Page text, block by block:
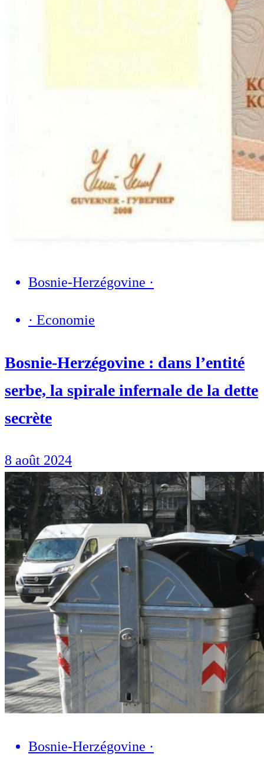
Bosnie-Herzégovine ·
· Economie
Bosnie-Herzégovine : dans l’entité
serbe, la spirale infernale de la dette
secrète
8 août 2024
Bosnie-Herzégovine ·